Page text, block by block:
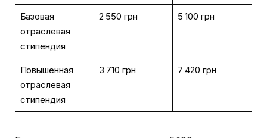
Базовая
отраслевая
стипендия
2 550 грн 5 100 грн
Повышенная
отраслевая
стипендия
3 710 грн 7 420 грн